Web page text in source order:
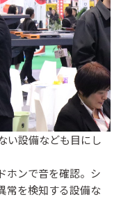
い設備なども目にし
ホンで音を確認。シ
常を検知する設備な